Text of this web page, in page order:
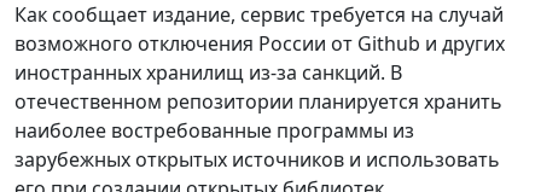
Как сообщает издание, сервис требуется на случай
возможного отключения России от Github и других
иностранных хранилищ из-за санкций. В
отечественном репозитории планируется хранить
наиболее востребованные программы из
зарубежных открытых источников и использовать